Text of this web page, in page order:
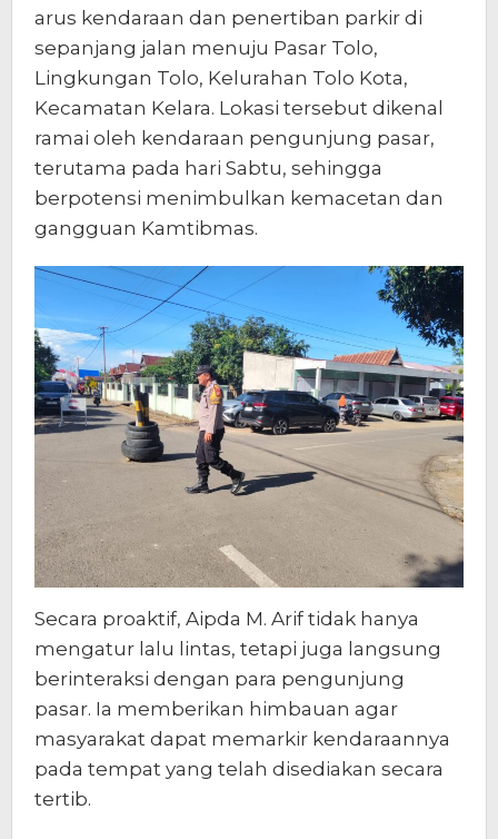
arus kendaraan dan penertiban parkir di
sepanjang jalan menuju Pasar Tolo,
Lingkungan Tolo, Kelurahan Tolo Kota,
Kecamatan Kelara. Lokasi tersebut dikenal
ramai oleh kendaraan pengunjung pasar,
terutama pada hari Sabtu, sehingga
berpotensi menimbulkan kemacetan dan
gangguan Kamtibmas.
Secara proaktif, Aipda M. Arif tidak hanya
mengatur lalu lintas, tetapi juga langsung
berinteraksi dengan para pengunjung
pasar. Ia memberikan himbauan agar
masyarakat dapat memarkir kendaraannya
pada tempat yang telah disediakan secara
tertib.